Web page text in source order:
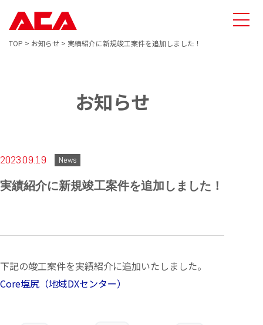
TOP > お知らせ > 実績紹介に新規竣工案件を追加しました！
お知らせ
2023.09.19 News
実績紹介に新規竣工案件を追加しました！
下記の竣工案件を実績紹介に追加いたしました。
Core塩尻（地域DXセンター）